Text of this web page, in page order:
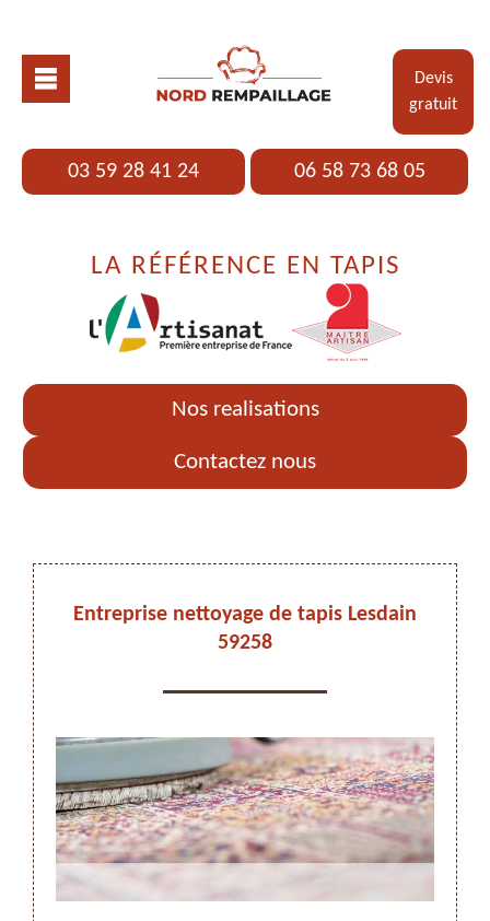
Devis
gratuit
03 59 28 41 24 06 58 73 68 05
LA RÉFÉRENCE EN TAPIS
Nos realisations
Contactez nous
Entreprise nettoyage de tapis Lesdain
59258